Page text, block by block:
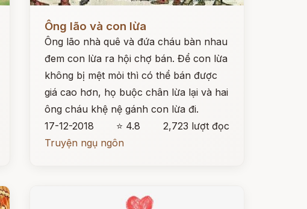
Đọc ngay
Ông lão và con lừa
Ông lão nhà quê và đứa cháu bàn nhau
đem con lừa ra hội chợ bán. Để con lừa
không bị mệt mỏi thì có thể bán được
giá cao hơn, họ buộc chân lừa lại và hai
ông cháu khệ nệ gánh con lừa đi.
17-12-2018
⭐ 4.8
2,723 lượt đọc
Truyện ngụ ngôn